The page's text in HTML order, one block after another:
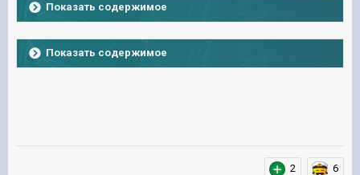
Показать содержимое
Показать содержимое
2 6